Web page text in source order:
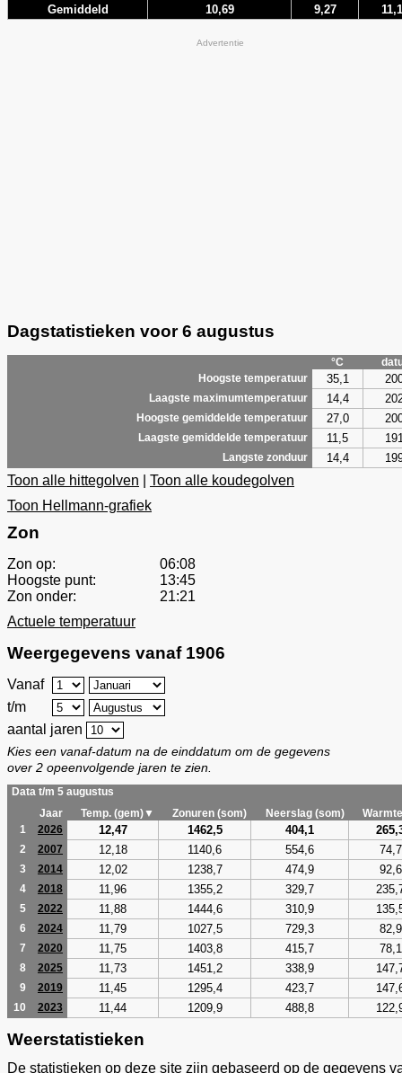
Gemiddeld 10,69 9,27
Advertentie
Dagstatistieken voor 6 augustus
°C
Hoogste temperatuur
35,1
Laagste maximumtemperatuur 14,4
Hoogste gemiddelde temperatuur 27,0
Laagste gemiddelde temperatuur 11,5
Langste zonduur 14,4
Toon alle hittegolven
Toon alle koudegolven
Toon Hellmann-grafiek
Zon
Zon op:
06:08
Hoogste punt:
13:45
Zon onder:
21:21
Actuele temperatuur
Weergegevens vanaf 1906
Vanaf
t/m
aantal jaren
Kies een vanaf-datum na de einddatum om de gegevens
over 2 opeenvolgende jaren te zien.
Data t/m 5 augustus
Jaar
Temp. (gem)▼ Zonuren (som) Neerslag (som)
1
2026 12,47 1462,5 404,1
2 2007 12,18 1140,6 554,6 74,7
3 2014 12,02 1238,7 474,9 92,6
4 2018 11,96 1355,2 329,7
5 2022 11,88 1444,6 310,9
6 2024 11,79 1027,5 729,3 82,9
7 2020 11,75 1403,8 415,7 78,1
8 2025 11,73 1451,2 338,9
9 2019 11,45 1295,4 423,7
10 2023 11,44 1209,9 488,8
Weerstatistieken
De statistieken op deze site zijn gebaseerd op de gegevens